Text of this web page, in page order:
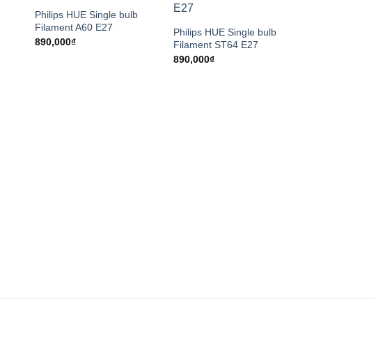
Philips HUE Single bulb
Filament A60 E27
890,000₫
Philips HUE Single bulb
Filament ST64 E27
890,000₫